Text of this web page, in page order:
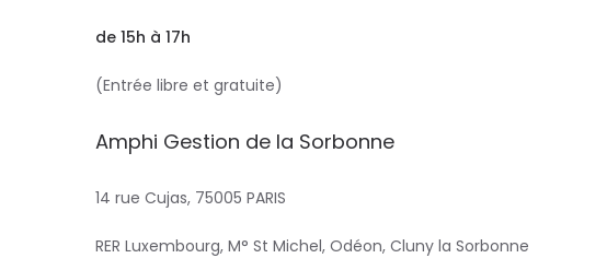
de 15h à 17h
(Entrée libre et gratuite)
Amphi Gestion de la Sorbonne
14 rue Cujas, 75005 PARIS
RER Luxembourg, M° St Michel, Odéon, Cluny la Sorbonne